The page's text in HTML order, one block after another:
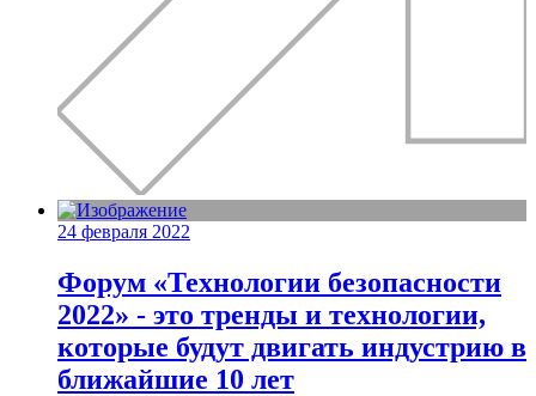
24 февраля 2022
Форум «Технологии безопасности
2022» - это тренды и технологии,
которые будут двигать индустрию в
ближайшие 10 лет